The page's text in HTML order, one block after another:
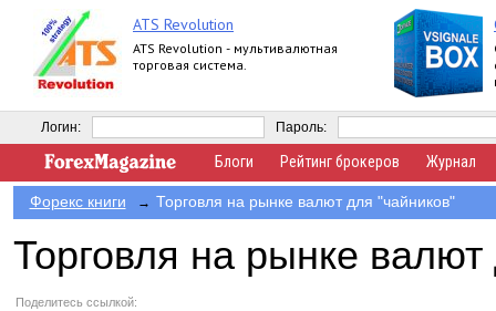
ATS Revolution
ATS Revolution - мультивалютная
торговая система.
Логин: Пароль:
Блоги Рейтинг брокеров Журнал
Форекс книги → Торговля на рынке валют для "чайников"
Торговля на рынке
Поделитесь ссылкой: